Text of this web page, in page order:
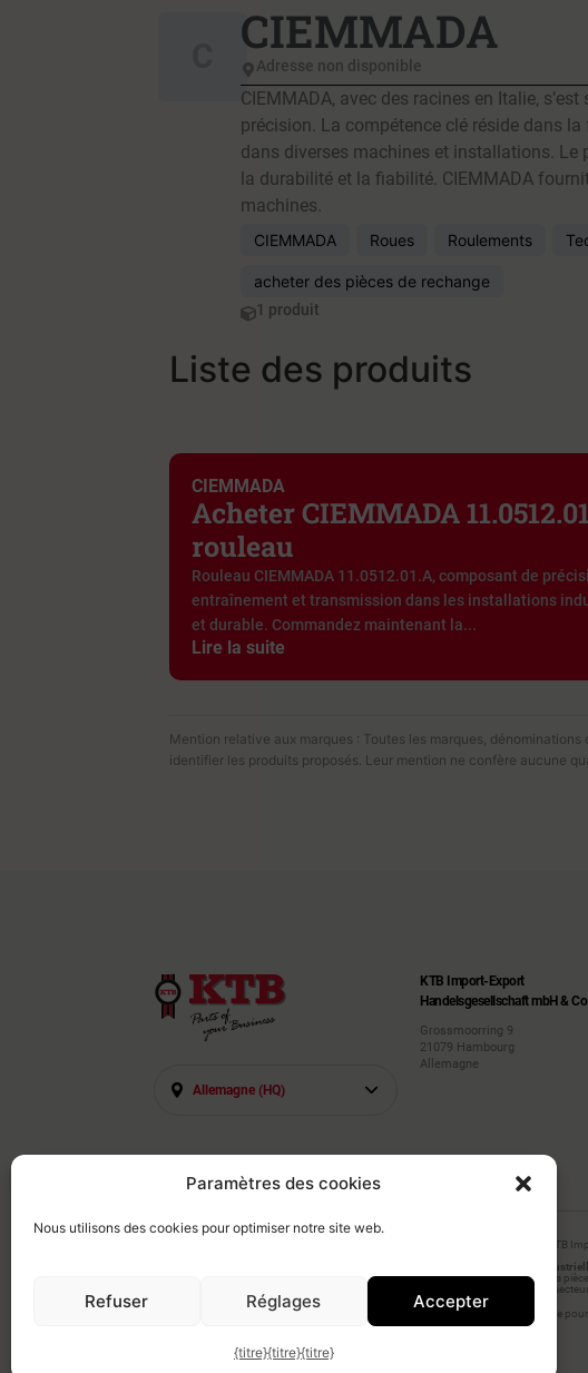
Paramètres des cookies
Nous utilisons des cookies pour optimiser notre site web.
Accepter
Refuser Réglages
{titre}{titre}{titre}
CIEMMADA
Adresse non disponible
CIEMMADA, avec des racines en Italie,
précision. La compétence clé réside dans
dans diverses machines et installations. Le
la durabilité et la fiabilité. CIEMMADA
machines.
CIEMMADA Roues Roulements
acheter des pièces de rechange
1 produit
Liste des produits
CIEMMADA
Acheter CIEMMADA
rouleau
Rouleau CIEMMADA 11.0512.01.A, composant de
entraînement et transmission dans les installations
et durable. Commandez maintenant la...
Lire la suite
Mention relative aux marques : Toutes les marques,
identifier les produits proposés. Leur mention ne confère aucune
Allemagne (HQ)
KTB Import-Export
Handelsgesellschaft mbH &
Grossmoorring 9
21079 Hambourg
Allemagne
KTB
KTB Europe — votre partenaire mondial pour l’approvisionnement MRO et l’automatisation
gestion de la chaîne d’approvisionnement à la consolidation et à la logistique, nous fournissons des
Cube Media | Agence